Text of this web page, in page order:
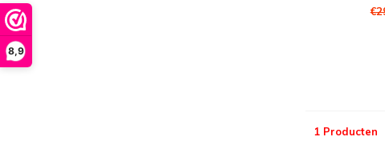
8,9
1 Producten